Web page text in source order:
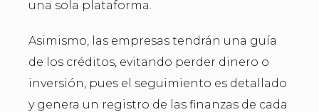
una sola plataforma.
Asimismo, las empresas tendrán una guía
de los créditos, evitando perder dinero o
inversión, pues el seguimiento es detallado
y genera un registro de las finanzas de cada